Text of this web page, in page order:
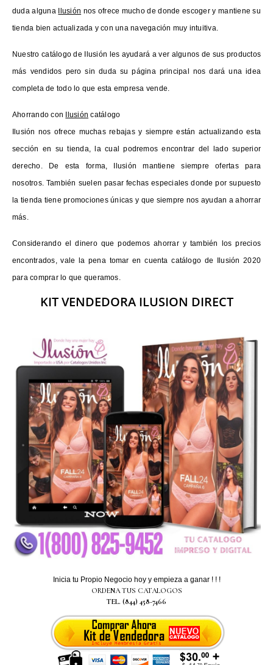
duda alguna
Ilusión nos ofrece mucho de donde escoger y mantiene su
tienda bien actualizada y con una navegación muy intuitiva.
Nuestro catálogo de Ilusión les ayudará a ver algunos de sus productos
más vendidos pero sin duda su página principal nos dará una idea
completa de todo lo que esta empresa vende.
Ahorrando con Ilusión catálogo
Ilusión nos ofrece muchas rebajas y siempre están actualizando esta
sección en su tienda, la cual podremos encontrar del lado superior
derecho. De esta forma, Ilusión mantiene siempre ofertas para
nosotros. También suelen pasar fechas especiales donde por supuesto
la tienda tiene promociones únicas y que siempre nos ayudan a ahorrar
más.
Considerando el dinero que podemos ahorrar y también los precios
encontrados, vale la pena tomar en cuenta catálogo de Ilusión 2020
para comprar lo que queramos.
KIT VENDEDORA ILUSION DIRECT
Inicia tu Propio Negocio hoy y empieza a ganar ! ! !
ORDENA TUS CATALOGOS
TEL. (844) 458-7466